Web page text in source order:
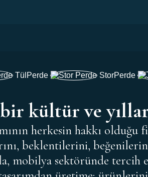
Tül Perde StorPerde
kültür ve
herkesin hakkı
beklentilerini,
mobilya sektöründe